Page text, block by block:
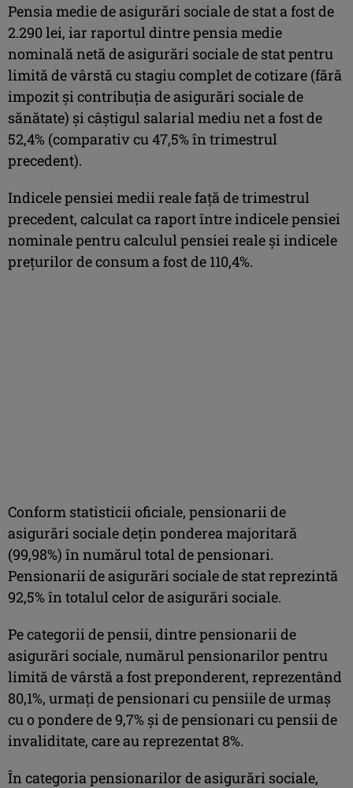
Pensia medie de asigurări sociale de stat a fost de
2.290 lei, iar raportul dintre pensia medie
nominală netă de asigurări sociale de stat pentru
limită de vârstă cu stagiu complet de cotizare (fără
impozit şi contribuţia de asigurări sociale de
sănătate) şi câştigul salarial mediu net a fost de
52,4% (comparativ cu 47,5% în trimestrul
precedent).
Indicele pensiei medii reale faţă de trimestrul
precedent, calculat ca raport între indicele pensiei
nominale pentru calculul pensiei reale şi indicele
preţurilor de consum a fost de 110,4%.
Conform statisticii oficiale, pensionarii de
asigurări sociale deţin ponderea majoritară
(99,98%) în numărul total de pensionari.
Pensionarii de asigurări sociale de stat reprezintă
92,5% în totalul celor de asigurări sociale.
Pe categorii de pensii, dintre pensionarii de
asigurări sociale, numărul pensionarilor pentru
limită de vârstă a fost preponderent, reprezentând
80,1%, urmaţi de pensionari cu pensiile de urmaş
cu o pondere de 9,7% şi de pensionari cu pensii de
invaliditate, care au reprezentat 8%.
În categoria pensionarilor de asigurări sociale,